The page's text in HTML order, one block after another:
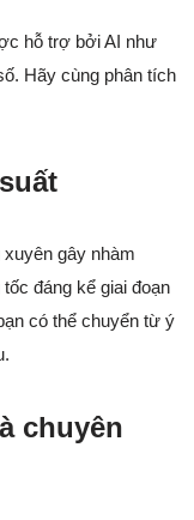
hỗ trợ bởi AI như
Hãy cùng phân tích
gây nhàm
đáng kể giai đoạn
có thể chuyển từ ý
chuyên